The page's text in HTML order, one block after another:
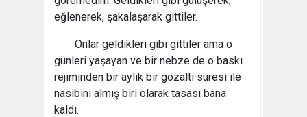
eğlenerek, şakalaşarak gittiler.
Onlar geldikleri gibi gittiler ama o
günleri yaşayan ve bir nebze de o baskı
rejiminden bir aylık bir gözaltı süresi ile
nasibini almış biri olarak tasası bana
kaldı.